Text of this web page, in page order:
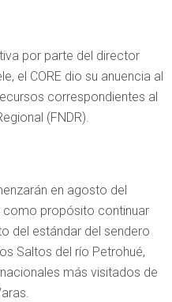
por parte del director
el CORE dio su anuencia al
correspondientes al
(FNDR).
en agosto del
como propósito continuar
del estándar del sendero
Saltos del río Petrohué,
más visitados de